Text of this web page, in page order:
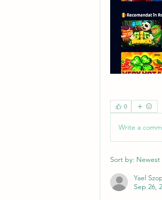
0
Write a
Sort by: Newest
Yael
Sep 26,